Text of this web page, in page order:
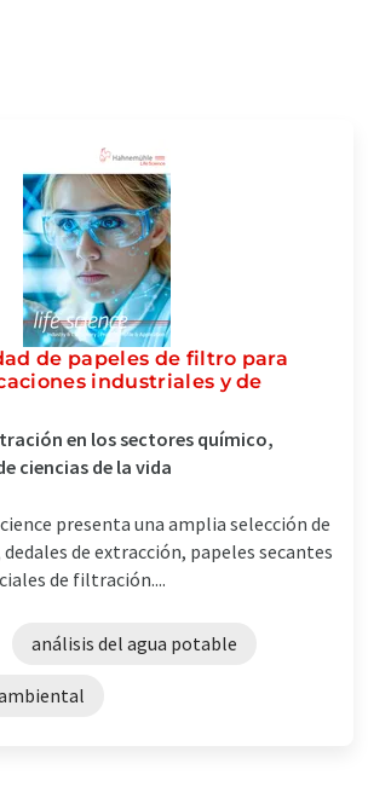
de papeles de filtro para
industriales y de
en los sectores químico,
ciencias de la vida
presenta una amplia selección de
de extracción, papeles secantes
de filtración....
análisis del agua potable